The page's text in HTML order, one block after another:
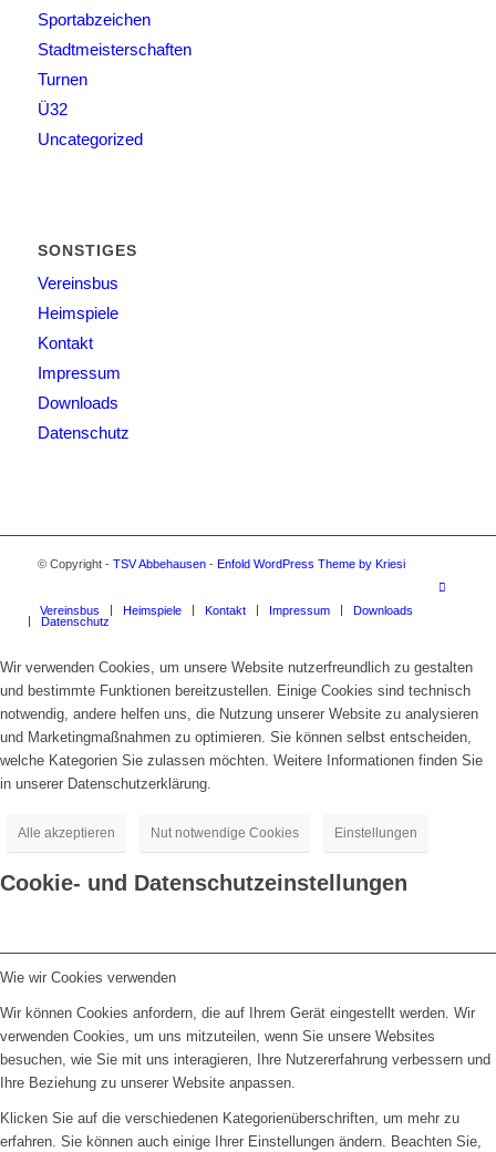
Sportabzeichen
Stadtmeisterschaften
Turnen
Ü32
Uncategorized
SONSTIGES
Vereinsbus
Heimspiele
Kontakt
Impressum
Downloads
Datenschutz
© Copyright - TSV Abbehausen- Enfold WordPress Theme by Kriesi
Vereinsbus Heimspiele Kontakt Impressum
Downloads
Datenschutz
Wir verwenden Cookies, um unsere Website nutzerfreundlich zu gestalten
und bestimmte Funktionen bereitzustellen. Einige Cookies sind technisch
notwendig, andere helfen uns, die Nutzung unserer Website zu analysieren
und Marketingmaßnahmen zu optimieren. Sie können selbst entscheiden,
welche Kategorien Sie zulassen möchten. Weitere Informationen finden Sie
in unserer Datenschutzerklärung.
Alle akzeptieren Nut notwendige Cookies Einstellungen
Cookie- und Datenschutzeinstellungen
Wie wir Cookies verwenden
Wir können Cookies anfordern, die auf Ihrem Gerät eingestellt werden. Wir
verwenden Cookies, um uns mitzuteilen, wenn Sie unsere Websites
besuchen, wie Sie mit uns interagieren, Ihre Nutzererfahrung verbessern und
Ihre Beziehung zu unserer Website anpassen.
Klicken Sie auf die verschiedenen Kategorienüberschriften, um mehr zu
erfahren. Sie können auch einige Ihrer Einstellungen ändern. Beachten Sie,